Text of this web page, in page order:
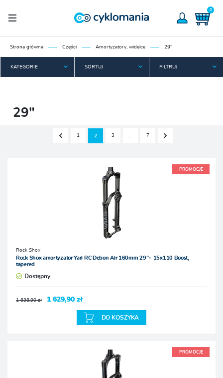
0
Strona główna Części Amortyzatory, widelce 29"
KATEGORIE SORTUJ FILTRUJ
29"
1 2 3 7
PROMOCJE
Rock Shox
Rock Shox amortyzator Yari RC Debon Air 160mm 29”+ 15x110 Boost,
tapered
Dostępny
1 838,90 zł 1 629,90 zł
DO KOSZYKA
PROMOCJE